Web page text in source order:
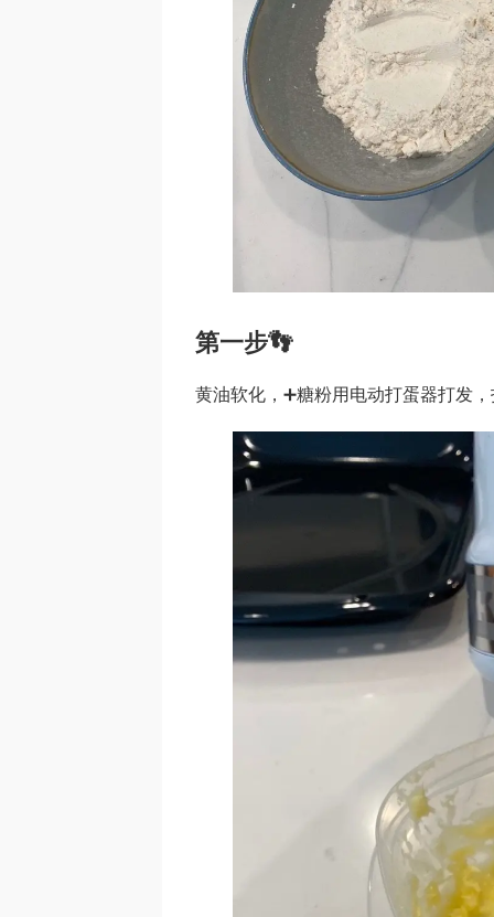
第一步👣
黄油软化，➕糖粉用电动打蛋器打发